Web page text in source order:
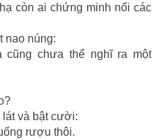
còn ai chứng minh nổi các
nao núng:
chưa thể nghĩ ra một
lát và bật cười:
rượu thôi.